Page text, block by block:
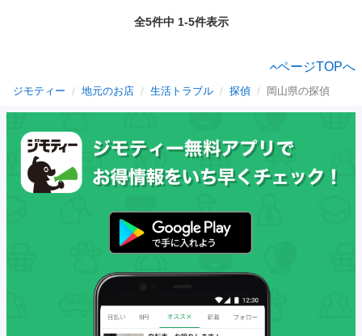
全5件中 1-5件表示
ページTOPへ
ジモティー 地元のお店 生活トラブル 探偵 岡山県の探偵